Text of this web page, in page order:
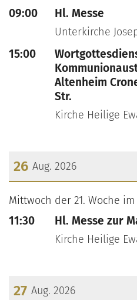
09:00 Hl. Messe
Unterkirche
15:00
Altenheim
Str.
Kirche Heilige
26 Aug. 2026
???msg.page.sr.date??? 26.
Mittwoch der 21. Woche
11:30 Hl. Messe zur
Kirche Heilige
27 Aug. 2026